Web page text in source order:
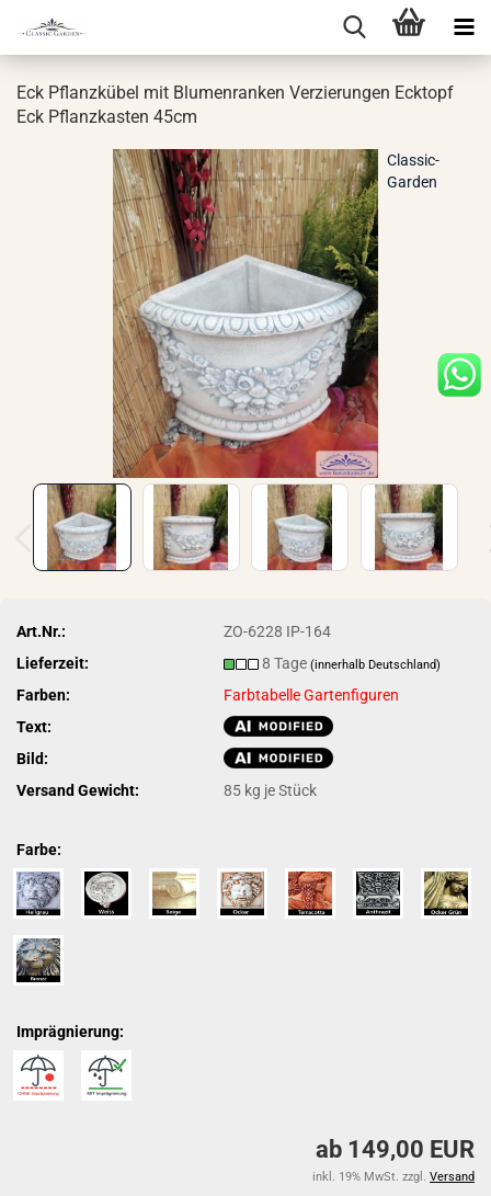
Eck Pflanz­kü­bel mit Blu­men­ran­ken Ver­zie­run­gen Eck­topf
Eck Pflanz­kas­ten 45cm
Classic-
Garden
Art.Nr.:
ZO-6228 IP-164
Lieferzeit:
8 Tage(innerhalb Deutschland)
Farben:
Farbtabelle Gartenfiguren
Text:
Bild:
Versand Gewicht:
85 kg je Stück
Farbe:
Imprägnierung:
ab 149,00 EUR
inkl. 19% MwSt. zzgl. Versand